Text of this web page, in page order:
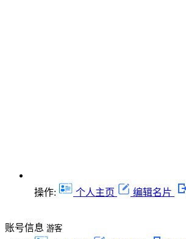
操作: 个人主页 编辑名片
账号信息 游客